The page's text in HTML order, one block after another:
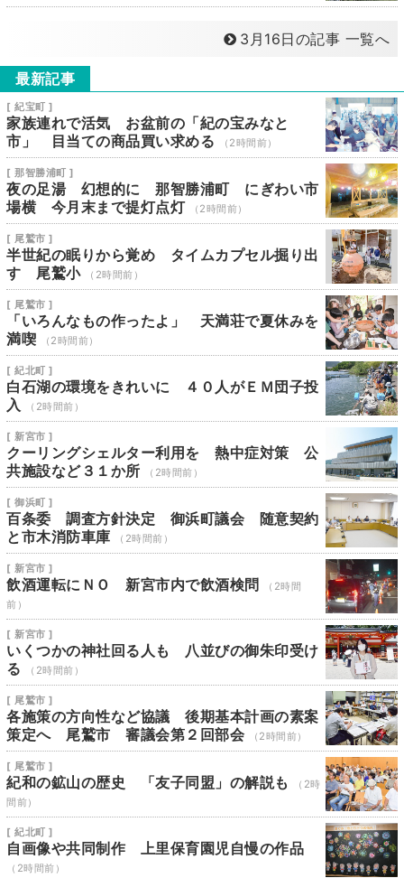
3月16日の記事 一覧へ
最新記事
[ 紀宝町 ]
家族連れで活気 お盆前の「紀の宝みなと
市」 目当ての商品買い求める
（2時間前）
[ 那智勝浦町 ]
夜の足湯 幻想的に 那智勝浦町 にぎわい市
場横 今月末まで提灯点灯
（2時間前）
[ 尾鷲市 ]
半世紀の眠りから覚め タイムカプセル掘り出
す 尾鷲小
（2時間前）
[ 尾鷲市 ]
「いろんなもの作ったよ」 天満荘で夏休みを
満喫
（2時間前）
[ 紀北町 ]
白石湖の環境をきれいに ４０人がＥＭ団子投
入
（2時間前）
[ 新宮市 ]
クーリングシェルター利用を 熱中症対策 公
共施設など３１か所
（2時間前）
[ 御浜町 ]
百条委 調査方針決定 御浜町議会 随意契約
と市木消防車庫
（2時間前）
[ 新宮市 ]
飲酒運転にＮＯ 新宮市内で飲酒検問
（2時間
前）
[ 新宮市 ]
いくつかの神社回る人も 八並びの御朱印受け
る
（2時間前）
[ 尾鷲市 ]
各施策の方向性など協議 後期基本計画の素案
策定へ 尾鷲市 審議会第２回部会
（2時間前）
[ 尾鷲市 ]
紀和の鉱山の歴史 「友子同盟」の解説も
（2時
間前）
[ 紀北町 ]
自画像や共同制作 上里保育園児自慢の作品
（2時間前）